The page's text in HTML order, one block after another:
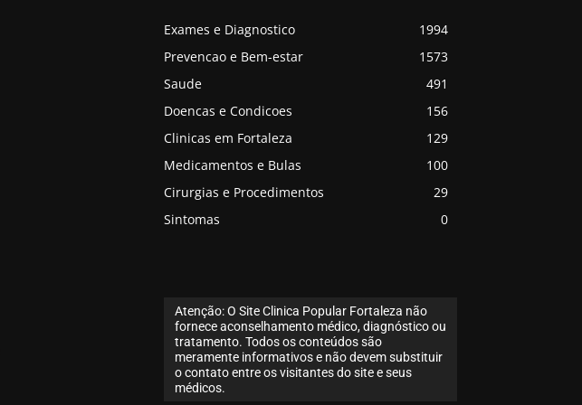
Exames e Diagnostico
1994
Prevencao e Bem-estar
1573
Saude
491
Doencas e Condicoes
156
Clinicas em Fortaleza
129
Medicamentos e Bulas
100
Cirurgias e Procedimentos
29
Sintomas
0
Atenção: O Site Clinica Popular Fortaleza não
fornece aconselhamento médico, diagnóstico ou
tratamento. Todos os conteúdos são
meramente informativos e não devem substituir
o contato entre os visitantes do site e seus
médicos.